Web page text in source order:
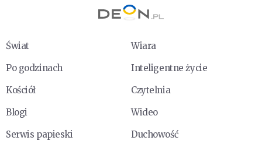
Świat
Wiara
Po godzinach
Inteligentne życie
Kościół
Czytelnia
Blogi
Wideo
Serwis papieski
Duchowość